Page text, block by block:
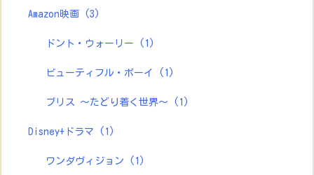
Amazon映画 (3)
ドント・ウォーリー (1)
ビューティフル・ボーイ (1)
ブリス ～たどり着く世界～ (1)
Disney+ドラマ (1)
ワンダヴィジョン (1)